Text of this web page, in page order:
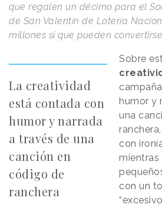
que regalen un décimo para el
de San Valentín de Lotería
millones sí que pueden convertirse
La creatividad
está contada con
humor y narrada
a través de una
canción en
código de
ranchera
Sobre
humor y
una
con
mientras
con un